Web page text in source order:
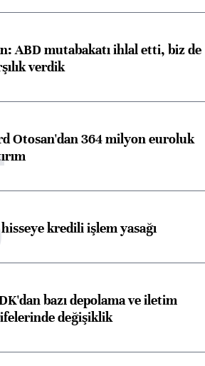
ABD mutabakatı ihlal etti, biz de
verdik
Otosan'dan 364 milyon euroluk
kredili işlem yasağı
bazı depolama ve iletim
değişiklik